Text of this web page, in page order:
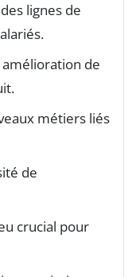
lignes de
amélioration de
métiers liés
de
crucial pour